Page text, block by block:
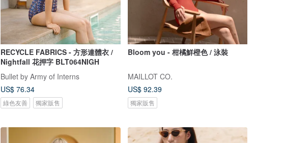
RECYCLE FABRICS - 方形連體衣 /
Nightfall 花押字 BLT064NIGH
Bullet by Army of Interns
US$ 76.34
綠色友善 獨家販售
Bloom you - 柑橘鮮橙色 / 泳裝
MAILLOT CO.
US$ 92.39
獨家販售